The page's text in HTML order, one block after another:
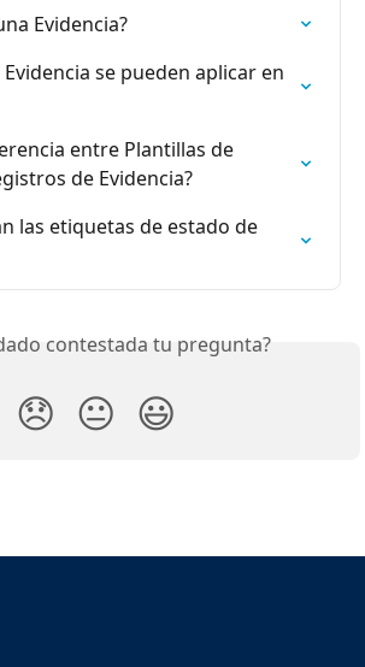
Evidencia?
se pueden aplicar en
entre Plantillas de
de Evidencia?
las etiquetas de estado de
contestada tu pregunta?
😞 😐 😃